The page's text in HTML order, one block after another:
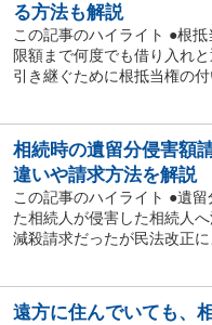
る方法も解説
この記事のハイライト ●根
限額まで何度でも借り入れ
引き継ぐために根抵当権の
相続時の遺留分侵害額
違いや請求方法を解説
この記事のハイライト ●遺
た相続人が侵害した相続人
減殺請求だったが民法改正
遠方に住んでいても、